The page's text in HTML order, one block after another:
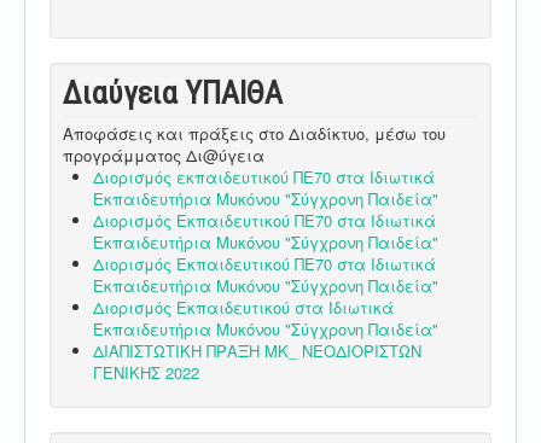
Διαύγεια ΥΠΑΙΘA
Αποφάσεις και πράξεις στο Διαδίκτυο, μέσω του
προγράμματος Δι@ύγεια
Διορισμός εκπαιδευτικού ΠΕ70 στα Ιδιωτικά
Εκπαιδευτήρια Μυκόνου "Σύγχρονη Παιδεία"
Διορισμός Εκπαιδευτικού ΠΕ70 στα Ιδιωτικά
Εκπαιδευτήρια Μυκόνου "Σύγχρονη Παιδεία"
Διορισμός Εκπαιδευτικού ΠΕ70 στα Ιδιωτικά
Εκπαιδευτήρια Μυκόνου "Σύγχρονη Παιδεία"
Διορισμός Εκπαιδευτικού στα Ιδιωτικά
Εκπαιδευτήρια Μυκόνου "Σύγχρονη Παιδεία"
ΔΙΑΠΙΣΤΩΤΙΚΗ ΠΡΑΞΗ ΜΚ_ ΝΕΟΔΙΟΡΙΣΤΩΝ
ΓΕΝΙΚΗΣ 2022